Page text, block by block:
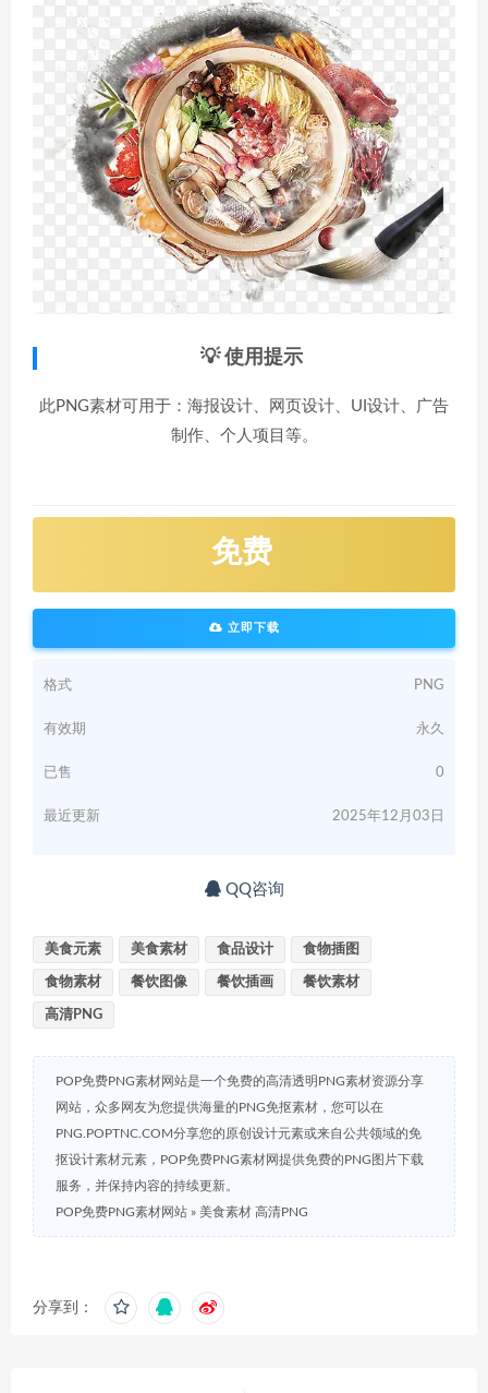
💡 使用提示
此PNG素材可用于：海报设计、网页设计、UI设计、广告
制作、个人项目等。
免费
立即下载
格式 PNG
有效期 永久
已售 0
最近更新 2025年12月03日
QQ咨询
美食元素 美食素材 食品设计 食物插图
食物素材 餐饮图像 餐饮插画 餐饮素材
高清PNG
POP免费PNG素材网站是一个免费的高清透明PNG素材资源分享
网站，众多网友为您提供海量的PNG免抠素材，您可以在
PNG.POPTNC.COM分享您的原创设计元素或来自公共领域的免
抠设计素材元素，POP免费PNG素材网提供免费的PNG图片下载
服务，并保持内容的持续更新。
POP免费PNG素材网站 » 美食素材 高清PNG
分享到：